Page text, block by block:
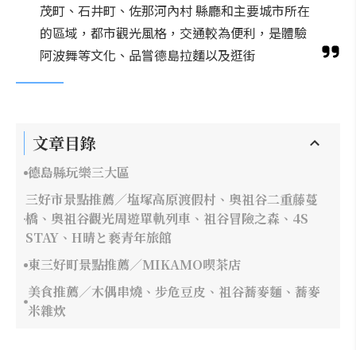
茂町、石井町、佐那河內村 縣廳和主要城市所在
的區域，都市觀光風格，交通較為便利，是體驗
阿波舞等文化、品嘗德島拉麵以及逛街
文章目錄
德島縣玩樂三大區
三好市景點推薦／塩塚高原渡假村、奧祖谷二重藤蔓
橋、奧祖谷觀光周遊單軌列車、祖谷冒險之森、4S
STAY、H晴と褻青年旅館
東三好町景點推薦／MIKAMO喫茶店
美食推薦／木偶串燒、步危豆皮、祖谷蕎麥麵、蕎麥
米雜炊